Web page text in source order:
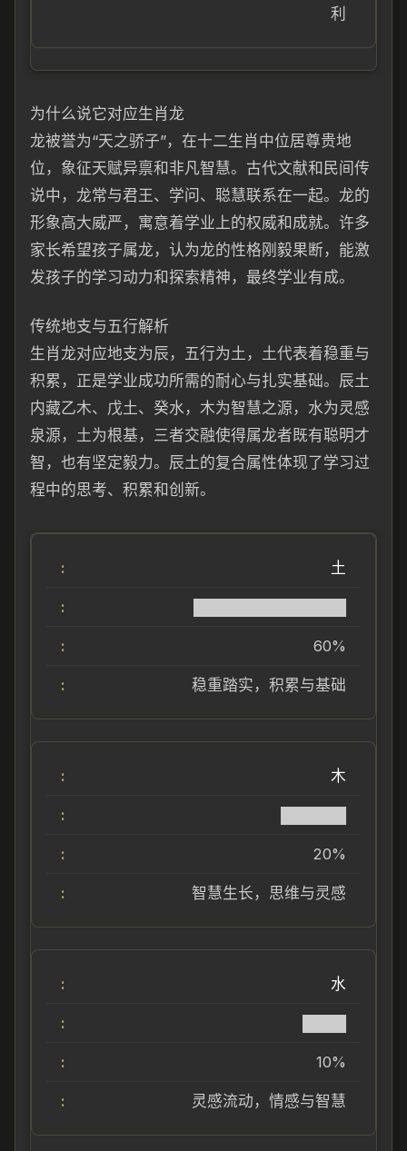
利
为什么说它对应生肖龙
龙被誉为“天之骄子”，在十二生肖中位居尊贵地
位，象征天赋异禀和非凡智慧。古代文献和民间传
说中，龙常与君王、学问、聪慧联系在一起。龙的
形象高大威严，寓意着学业上的权威和成就。许多
家长希望孩子属龙，认为龙的性格刚毅果断，能激
发孩子的学习动力和探索精神，最终学业有成。
传统地支与五行解析
生肖龙对应地支为辰，五行为土，土代表着稳重与
积累，正是学业成功所需的耐心与扎实基础。辰土
内藏乙木、戊土、癸水，木为智慧之源，水为灵感
泉源，土为根基，三者交融使得属龙者既有聪明才
智，也有坚定毅力。辰土的复合属性体现了学习过
程中的思考、积累和创新。
土
60%
稳重踏实，积累与基础
木
20%
智慧生长，思维与灵感
水
10%
灵感流动，情感与智慧